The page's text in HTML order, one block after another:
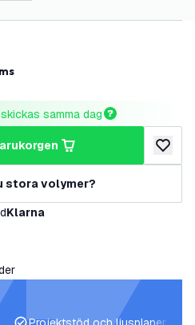
samma dag
lägg
stora volymer?
Klarna